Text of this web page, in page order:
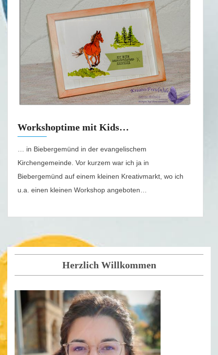
Workshoptime mit Kids…
… in Biebergemünd in der evangelischem
Kirchengemeinde. Vor kurzem war ich ja in
Biebergemünd auf einem kleinen Kreativmarkt, wo ich
u.a. einen kleinen Workshop angeboten…
Herzlich Willkommen